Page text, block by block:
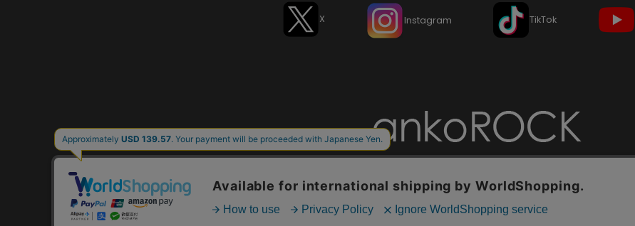
X Instagram TikTok